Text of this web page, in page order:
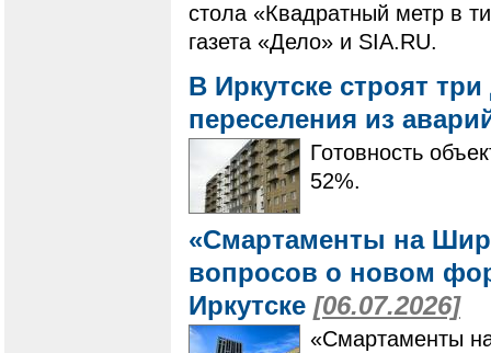
стола «Квадратный метр в
газета «Дело» и SIA.RU.
В Иркутске строят
переселения из
Готовность
52%.
«Смартаменты на
вопросов о новом
Иркутске [06.07.2026]
«Смартаменты